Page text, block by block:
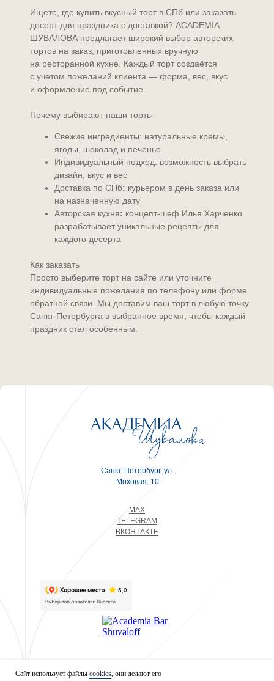
Ищете, где купить вкусный торт в СПб или заказать
десерт для праздника с доставкой? ACADEMIA
ШУВАЛОВА предлагает широкий выбор авторских
тортов на заказ, приготовленных вручную
на ресторанной кухне. Каждый торт создаётся
с учетом пожеланий клиента — форма, вес, вкус
и оформление под событие.
Почему выбирают наши торты
Свежие ингредиенты: натуральные кремы,
ягоды, шоколад и печенье
Индивидуальный подход: возможность выбрать
дизайн, вкус и вес
Доставка по СПб: курьером в день заказа или
на назначенную дату
Авторская кухня: концепт-шеф Илья Харченко
разрабатывает уникальные рецепты для
каждого десерта
Как заказать
Просто выберите торт на сайте или уточните
индивидуальные пожелания по телефону или форме
обратной связи. Мы доставим ваш торт в любую точку
Санкт-Петербурга в выбранное время, чтобы каждый
праздник стал особенным.
Сайт использует файлы cookies, они делают его
Клуб привилегий
MAX
TELEGRAM
ВКОНТАКТЕ
Санкт-Петербург, ул.
Моховая, 10